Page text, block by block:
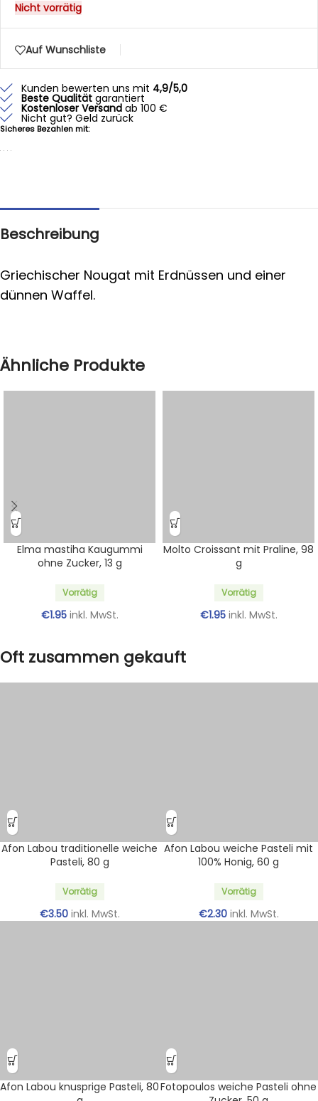
Nicht vorrätig
Auf Wunschliste
Kunden bewerten uns mit 4,9/5,0
Beste Qualität garantiert
Kostenloser Versand ab 100 €
Nicht gut? Geld zurück
Sicheres Bezahlen mit:
Beschreibung
Griechischer Nougat mit Erdnüssen und einer
dünnen Waffel.
Ähnliche Produkte
Elma mastiha Kaugummi
ohne Zucker, 13 g
Vorrätig
€1.95 inkl. MwSt.
Molto Croissant mit Praline, 98
g
Vorrätig
€1.95 inkl. MwSt.
Oft zusammen gekauft
Afon Labou traditionelle weiche
Pasteli, 80 g
Vorrätig
€3.50 inkl. MwSt.
Afon Labou weiche Pasteli mit
100% Honig, 60 g
Vorrätig
€2.30 inkl. MwSt.
Afon Labou knusprige Pasteli, 80Fotopoulos weiche Pasteli ohne